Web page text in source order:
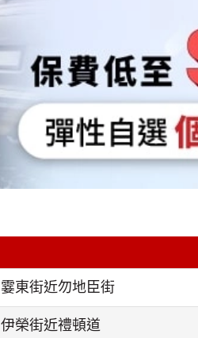
霎東街近勿地臣街
伊榮街近禮頓道